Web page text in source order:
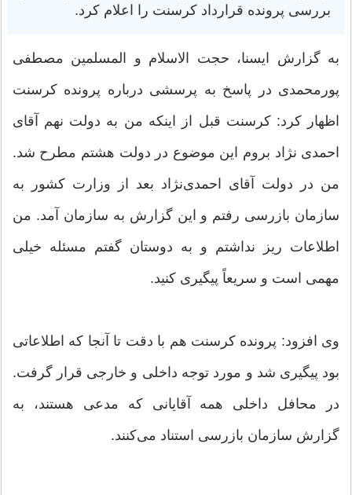
بررسی پرونده قرارداد کرسنت را اعلام کرد.
به گزارش ایسنا، حجت الاسلام و المسلمین مصطفی
پورمحمدی در پاسخ به پرسشی درباره پرونده کرسنت
اظهار کرد: کرسنت قبل از اینکه من به دولت نهم آقای
احمدی نژاد بروم این موضوع در دولت هشتم مطرح شد.
من در دولت آقای احمدی‌نژاد بعد از وزارت کشور به
سازمان بازرسی رفتم و این گزارش به سازمان آمد. من
اطلاعات ریز نداشتم و به دوستان گفتم مسئله خیلی
مهمی است و سریعاً پیگیری کنید.
وی افزود: پرونده کرسنت هم با دقت تا آنجا که اطلاعاتی
بود پیگیری شد و مورد توجه داخلی و خارجی قرار گرفت.
در محافل داخلی همه آقایانی که مدعی هستند، به
گزارش سازمان بازرسی استناد می‌کنند.